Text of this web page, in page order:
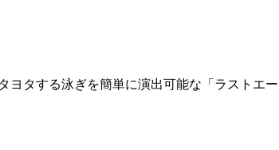
タする泳ぎを簡単に演出可能な「ラストエ